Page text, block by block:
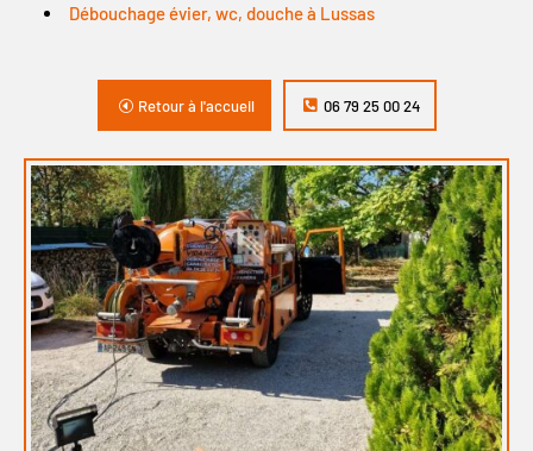
Débouchage évier, wc, douche à Lussas
Retour à l'accueil 06 79 25 00 24